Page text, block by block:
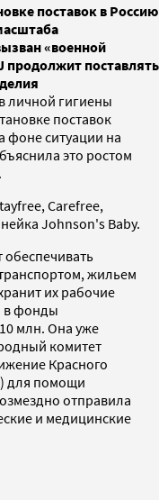
поставок в Россию
«военной
продолжит поставлять
личной гигиены
поставок
фоне ситуации на
это ростом
Carefree,
Johnson's Baby.
жильем
их рабочие
в фонды
млн. Она уже
комитет
Красного
для помощи
отправила
и медицинские